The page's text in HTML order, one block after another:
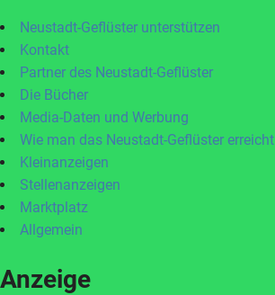
Neustadt-Geflüster unterstützen
Kontakt
Partner des Neustadt-Geflüster
Die Bücher
Media-Daten und Werbung
Wie man das Neustadt-Geflüster erreicht
Kleinanzeigen
Stellenanzeigen
Marktplatz
Allgemein
Anzeige